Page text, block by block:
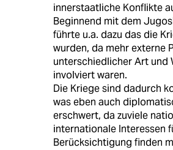
innerstaatliche Konflikte
Beginnend mit dem
führte u.a. dazu das die
wurden, da mehr externe
unterschiedlicher Art und
involviert waren.
Die Kriege sind dadurch
was eben auch
erschwert, da zuviele
internationale Interessen
Berücksichtigung finden